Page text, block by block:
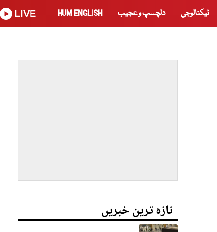
ٹیکنالوجی دلچسپ و عجیب HUM ENGLISH
LIVE
تازہ ترین خبریں